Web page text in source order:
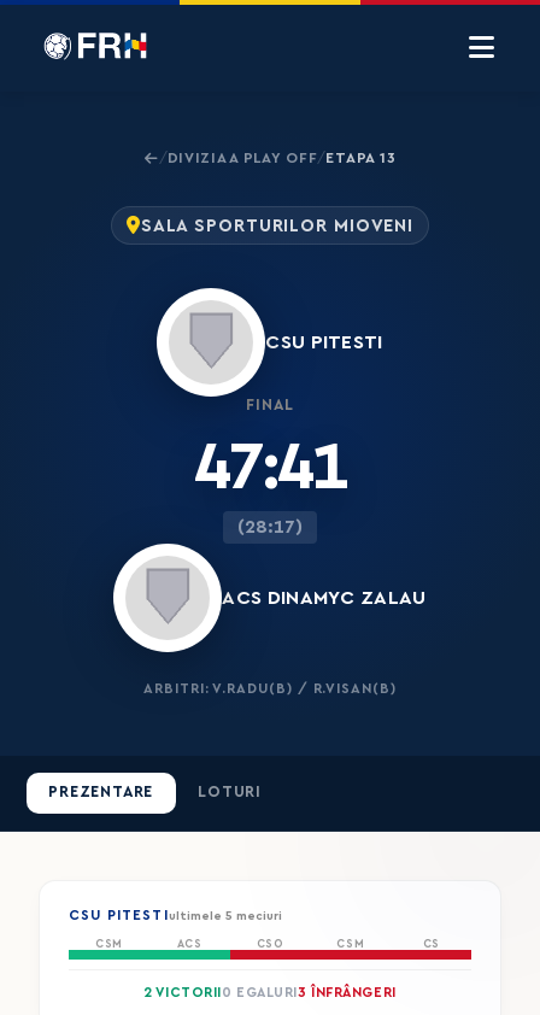
/DIVIZIA A PLAY OFF/ETAPA 13
SALA SPORTURILOR MIOVENI
CSU PITESTI
FINAL
47:41
(28:17)
ACS DINAMYC ZALAU
ARBITRI: V.RADU(B) / R.VISAN(B)
PREZENTARE LOTURI
CSU PITESTI ultimele 5 meciuri
CSM ACS CSO CSM CS
2 VICTORII 0 EGALURI 3 ÎNFRÂNGERI